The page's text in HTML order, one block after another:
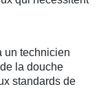
un technicien
de la douche
standards de